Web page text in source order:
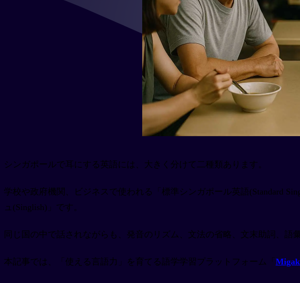
シンガポールで耳にする英語には、大きく分けて二種類あります。
学校や政府機関、ビジネスで使われる「標準シンガポール英語(Standard
ュ(Singlish)」です。
同じ国の中で話されながらも、発音のリズム、文法の省略、文末助詞、語
本記事では、「使える言語力」を育てる語学学習プラットフォーム「